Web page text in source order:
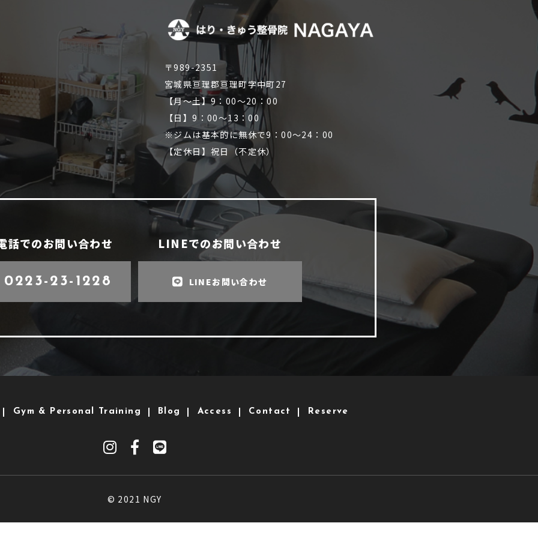
〒989-2351
宮城県亘理郡亘理町字中町27
【月～土】9：00～20：00
【日】9：00～13：00
※ジムは基本的に無休で9：00～24：00
【定休日】祝日（不定休）
話でのお問い合わせ
0223-23-1228
LINEでのお問い合わせ
LINEお問い合わせ
Gym & Personal Training Blog Access Contact Reserve
© 2021 NGY